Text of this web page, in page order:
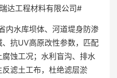
达工程材料有限公司#
内水库坝体、河道堤身防渗
抗UV高原改性参数，匹配
蚀工况；水利盲沟、排水
滤土工布，杜绝滤层淤